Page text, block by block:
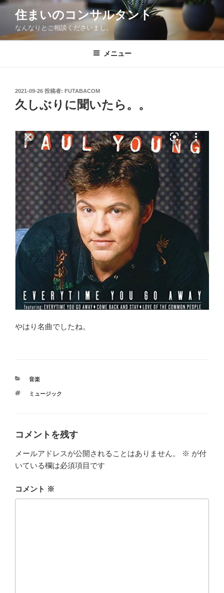
コ
ン
住まいのコンサルタント
なんなりとご相談くださいまし。
メニュー
投
稿
日:
2021-09-26 投稿者: FUTABACOM
久しぶりに聞いたら。。
やはり名曲でしたね。
カ
ゴ
音楽
タ
ミュージック
コメントを残す
メールアドレスが公開されることはありません。 ※ が付
いている欄は必須項目です
コメント ※